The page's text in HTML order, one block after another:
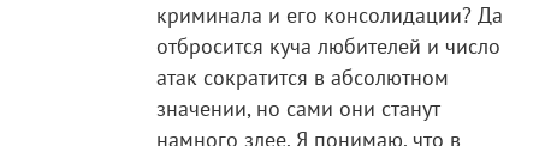
криминала и его консолидации? Да
отбросится куча любителей и число
атак сократится в абсолютном
значении, но сами они станут
намного злее. Я понимаю, что в